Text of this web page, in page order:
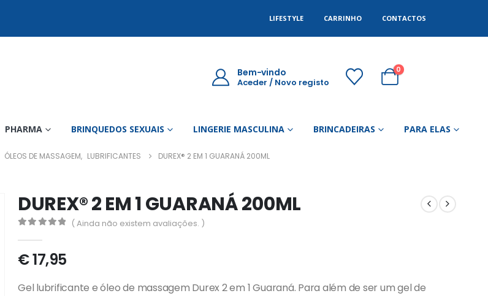
LIFESTYLE CARRINHO CONTACTOS
Bem-vindo
Aceder / Novo registo
0
PHARMA BRINQUEDOS SEXUAIS LINGERIE MASCULINA BRINCADEIRAS PARA ELAS
ÓLEOS DE MASSAGEM, LUBRIFICANTES DUREX® 2 EM 1 GUARANÁ 200ML
DUREX® 2 EM 1 GUARANÁ 200ML
( Ainda não existem avaliações. )
€17,95
Gel lubrificante e óleo de massagem Durex 2 em 1 Guaraná. Para além de ser um gel de